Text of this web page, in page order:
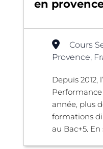
en
Cours
Provence,
Depuis 2012,
année, plus
formations
au Bac+5. En